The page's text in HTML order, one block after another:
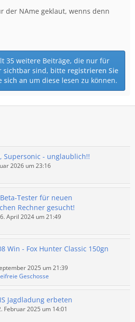
der NAme geklaut, wenns denn
35 weitere Beiträge, die nur für
sichtbar sind, bitte registrieren Sie
sich an um diese lesen zu können.
Supersonic - unglaublich!!
2026 um 23:16
Tester für neuen
Rechner gesucht!
April 2024 um 21:49
Win - Fox Hunter Classic 150gn
2025 um 21:39
Geschosse
Jagdladung erbeten
Februar 2025 um 14:01